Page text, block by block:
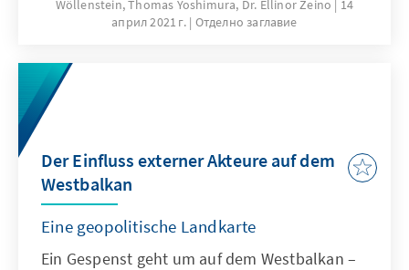
Wöllenstein, Thomas Yoshimura, Dr. Ellinor Zeino
14
април 2021 г. Отделно заглавие
Der Einfluss externer Akteure auf dem
Westbalkan
Eine geopolitische Landkarte
Ein Gespenst geht um auf dem Westbalkan –